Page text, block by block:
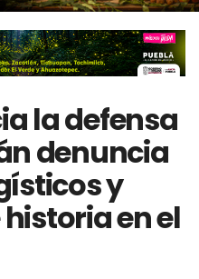
la defensa
denuncia
y
en el